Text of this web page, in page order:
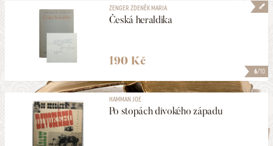
6/10
ZENGER ZDENĚK MARIA
Česká heraldika
190 Kč
HAMMAN JOE
Po stopách divokého západu